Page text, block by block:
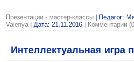
Презентации - мастер-классы | Педагог:
Valeriya | Дата: 21.11.2016 Комментарии
Интеллектуальная игра